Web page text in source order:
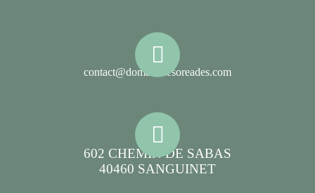
contact@domainelesoreades.com
602 CHEMIN DE SABAS
40460 SANGUINET